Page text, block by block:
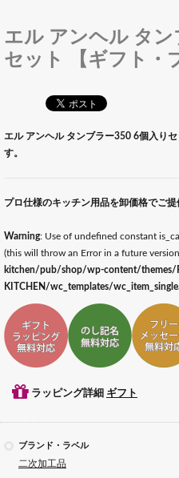
エル アンヘル タン
セット 【ギフト・
エル アンヘル タンブラー350 6個入り
す。
プロ仕様のキッチン用品を卸価格でご
Warning: Use of undefined constant
(this will throw an Error in a future
kitchen/pub/shop/wp-content/themes/
KITCHEN/wc_templates/
ギフトラッピング対応
ギフトの
ラッピング詳細 ギフト
ブランド・ラベル
二次加工品